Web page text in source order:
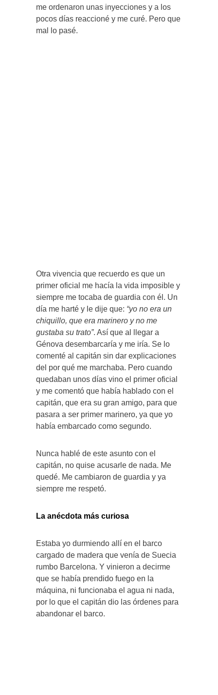
me ordenaron unas inyecciones y a los
pocos días reaccioné y me curé. Pero que
mal lo pasé.
Otra vivencia que recuerdo es que un
primer oficial me hacía la vida imposible y
siempre me tocaba de guardia con él. Un
día me harté y le dije que: “yo no era un
chiquillo, que era marinero y no me
gustaba su trato”. Así que al llegar a
Génova desembarcaría y me iría. Se lo
comenté al capitán sin dar explicaciones
del por qué me marchaba. Pero cuando
quedaban unos días vino el primer oficial
y me comentó que había hablado con el
capitán, que era su gran amigo, para que
pasara a ser primer marinero, ya que yo
había embarcado como segundo.
Nunca hablé de este asunto con el
capitán, no quise acusarle de nada. Me
quedé. Me cambiaron de guardia y ya
siempre me respetó.
La anécdota más curiosa
Estaba yo durmiendo allí en el barco
cargado de madera que venía de Suecia
rumbo Barcelona. Y vinieron a decirme
que se había prendido fuego en la
máquina, ni funcionaba el agua ni nada,
por lo que el capitán dio las órdenes para
abandonar el barco.